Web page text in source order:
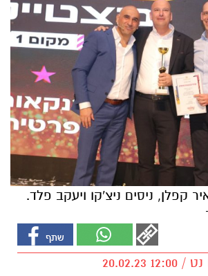
קפלן, ניסים ניצ'קו ויעקב פלד.